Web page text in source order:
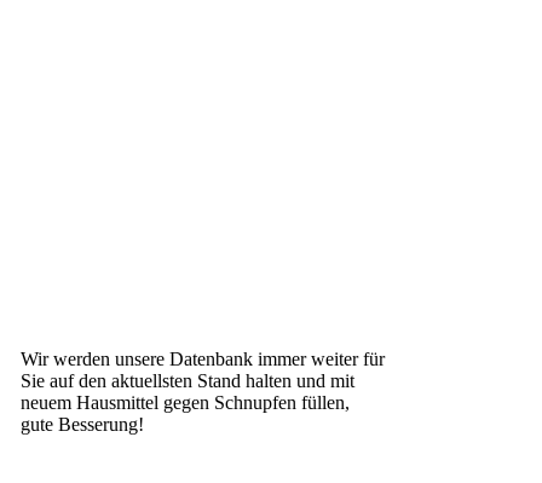
Wir werden unsere Datenbank immer weiter für
Sie auf den aktuellsten Stand halten und mit
neuem Hausmittel gegen Schnupfen füllen,
gute Besserung!